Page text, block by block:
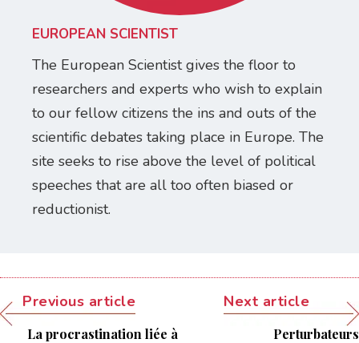
EUROPEAN SCIENTIST
The European Scientist gives the floor to
researchers and experts who wish to explain
to our fellow citizens the ins and outs of the
scientific debates taking place in Europe. The
site seeks to rise above the level of political
speeches that are all too often biased or
reductionist.
Previous article
La procrastination liée à
Next article
Perturbateurs